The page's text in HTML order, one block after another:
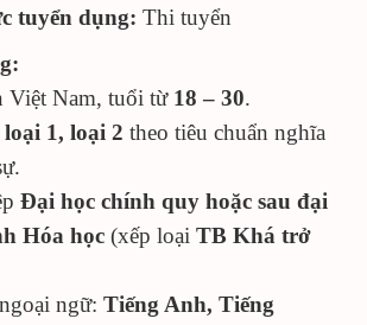
tuyển dụng: Thi tuyển
Việt Nam, tuổi từ 18 – 30.
loại 1, loại 2 theo tiêu chuẩn nghĩa
Đại học chính quy hoặc sau đại
Hóa học (xếp loại TB Khá trở
ngữ: Tiếng Anh, Tiếng